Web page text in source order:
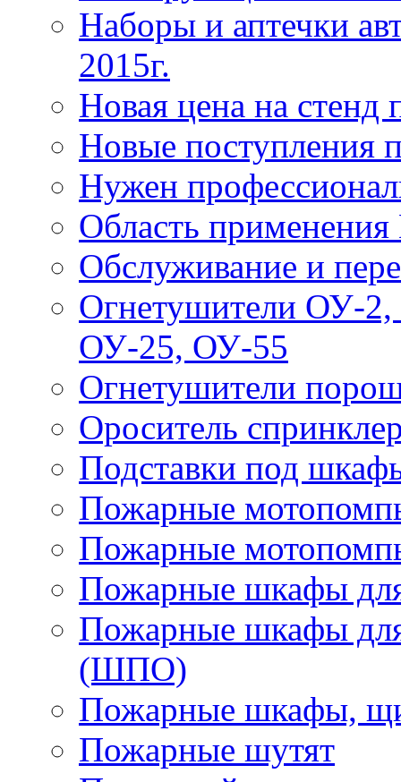
Наборы и аптечки
2015г.
Новая цена на
Новые поступления
Нужен
Область
Обслуживание и
Огнетушители ОУ-
ОУ-25, ОУ-55
Огнетушители
Ороситель
Подставки под
Пожарные
Пожарные
Пожарные шкафы
Пожарные шкафы
(ШПО)
Пожарные шкафы,
Пожарные шутят